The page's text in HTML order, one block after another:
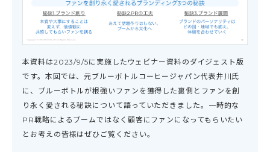
本資料は2023/9/5に実施したウェビナー資料のダイジェスト版
です。本回では、元ブルーボトルコーヒージャパン代表井川氏
に、ブルーボトルが根強いファンを獲得した裏側とファンを創
り永く愛される秘訣について語っていただきました。一時的な
PR戦略によるブームではなく顧客にファンになってもらいたい
とお考えの皆様はぜひご覧ください。